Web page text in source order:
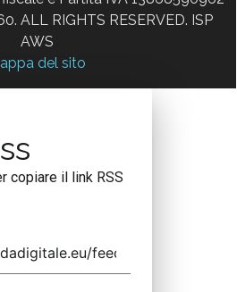
ALL RIGHTS RESERVED. ISP
AWS
del sito
copiare il link RSS